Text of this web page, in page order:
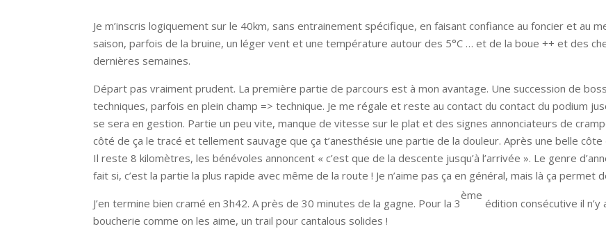
Je m’inscris logiquement sur le 40km, sans entrainement spécifique, en faisant confiance au foncier et au
saison, parfois de la bruine, un léger vent et une température autour des 5°C … et de la boue ++ et des
dernières semaines.
Départ pas vraiment prudent. La première partie de parcours est à mon avantage. Une succession de
techniques, parfois en plein champ => technique. Je me régale et reste au contact du contact du podium
se sera en gestion. Partie un peu vite, manque de vitesse sur le plat et des signes annonciateurs de
côté de ça le tracé et tellement sauvage que ça t’anesthésie une partie de la douleur. Après une belle
Il reste 8 kilomètres, les bénévoles annoncent « c’est que de la descente jusqu’à l’arrivée ». Le genre
fait si, c’est la partie la plus rapide avec même de la route ! Je n’aime pas ça en général, mais là ça permet
J’en termine bien cramé en 3h42. A près de 30 minutes de la gagne. Pour la 3
ème
édition consécutive il
boucherie comme on les aime, un trail pour cantalous solides !